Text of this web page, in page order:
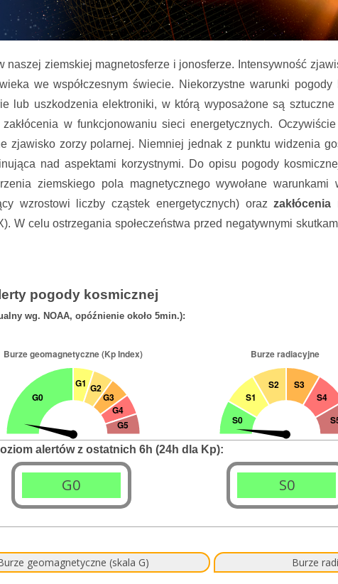
naszej ziemskiej magnetosferze i jonosferze. Intensywność
we współczesnym świecie. Niekorzystne warunki
lub uszkodzenia elektroniki, w którą wyposażone są
w funkcjonowaniu sieci energetycznych.
zjawisko zorzy polarnej. Niemniej jednak z punktu widzenia
nad aspektami korzystnymi. Do opisu pogody
ziemskiego pola magnetycznego wywołane warunkami
wzrostowi liczby cząstek energetycznych) orazzakłócenia
W celu ostrzegania społeczeństwa przed negatywnymi
pogody kosmicznej
wg. NOAA, opóźnienie około 5min.):
alertów z ostatnich 6h (24h dla Kp):
G0 S0
geomagnetyczne (skala G) Burze